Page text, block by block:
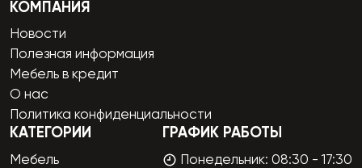
КОМПАНИЯ
Новости
Полезная информация
Мебель в кредит
О нас
Политика конфиденциальности
КАТЕГОРИИ
Мебель
ГРАФИК РАБОТЫ
Понедельник: 08:30 - 17:30